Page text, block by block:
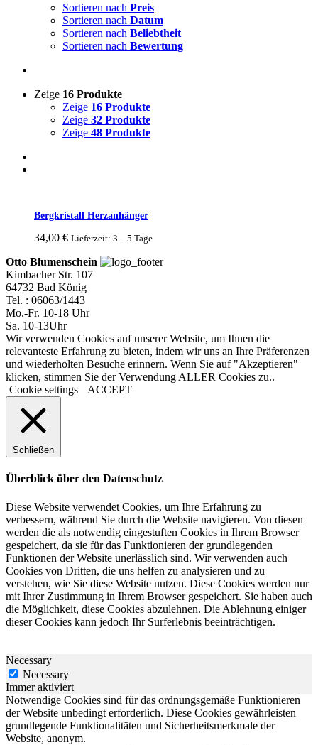
Sortieren nach Preis
Sortieren nach Datum
Sortieren nach Beliebtheit
Sortieren nach Bewertung
Zeige 16 Produkte
Zeige 16 Produkte
Zeige 32 Produkte
Zeige 48 Produkte
Bergkristall Herzanhänger
34,00 € Lieferzeit: 3 – 5 Tage
Otto Blumenschein
Kimbacher Str. 107
64732 Bad König
Tel. : 06063/1443
Mo.-Fr. 10-18 Uhr
Sa. 10-13Uhr
Wir verwenden Cookies auf unserer Website, um Ihnen die
relevanteste Erfahrung zu bieten, indem wir uns an Ihre Präferenzen
und wiederholten Besuche erinnern. Wenn Sie auf "Akzeptieren"
klicken, stimmen Sie der Verwendung ALLER Cookies zu..
Cookie settings
ACCEPT
Schließen
Überblick über den Datenschutz
Diese Website verwendet Cookies, um Ihre Erfahrung zu
verbessern, während Sie durch die Website navigieren. Von diesen
werden die als notwendig eingestuften Cookies in Ihrem Browser
gespeichert, da sie für das Funktionieren der grundlegenden
Funktionen der Website unerlässlich sind. Wir verwenden auch
Cookies von Dritten, die uns helfen zu analysieren und zu
verstehen, wie Sie diese Website nutzen. Diese Cookies werden nur
mit Ihrer Zustimmung in Ihrem Browser gespeichert. Sie haben auch
die Möglichkeit, diese Cookies abzulehnen. Die Ablehnung einiger
dieser Cookies kann jedoch Ihr Surferlebnis beeinträchtigen.
Necessary
Necessary
Immer aktiviert
Notwendige Cookies sind für das ordnungsgemäße Funktionieren
der Website unbedingt erforderlich. Diese Cookies gewährleisten
grundlegende Funktionalitäten und Sicherheitsmerkmale der
Website, anonym.